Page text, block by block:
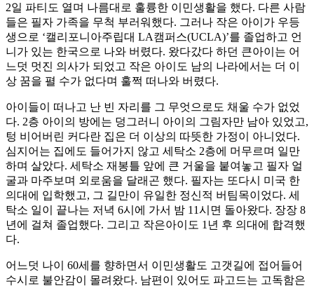
2일 파티도 열며 나름대로 훌륭한 이민생활을 했다. 다른 사람
들은 필자 가족을 무척 부러워했다. 그러나 작은 아이가 우등
생으로 ‘캘리포니아주립대 LA캠퍼스(UCLA)’를 졸업하고 언
니가 있는 한국으로 나와 버렸다. 왔다갔다 하던 큰아이는 어
느덧 멋진 의사가 되었고 작은 아이도 남의 나라에서는 더 이
상 꿈을 펼 수가 없다며 훌쩍 떠나와 버렸다.
아이들이 떠나고 난 빈 자리를 그 무엇으로도 채울 수가 없었
다. 2층 아이의 방에는 덩그러니 아이의 그림자만 남아 있었고,
텅 비어버린 커다란 집은 더 이상의 따뜻한 가정이 아니었다.
심지어는 집에도 들어가지 않고 세탁소 2층에 머무르며 일만
하며 살았다. 세탁소 재봉틀 앞에 큰 거울을 붙여놓고 필자 얼
굴과 마주보며 외로움을 달래곤 했다. 필자는 또다시 미국 한
의대에 입학했고, 그 길만이 유일한 정신적 버팀목이었다. 세
탁소 일이 끝나는 저녁 6시에 가서 밤 11시면 돌아왔다. 장장 8
년에 걸쳐 졸업했다. 그리고 작은아이도 1년 후 의대에 합격했
다.
어느덧 나이 60세를 향하면서 이민생활도 고갯길에 접어들어
수시로 불안감이 몰려왔다. 남편이 있어도 파고드는 고독함은